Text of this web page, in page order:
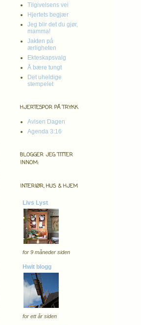
Tilgivelsens vei
Hjertets begjær
Jeg blir det du gjør,
mamma!
Jakten på
ærligheten
Ekteskapsvalg
Å bære tungt
Det uheldige
stempelet
HJERTESPOR PÅ TRYKK
Avisen Dagen
Agenda 3:16
BLOGGER JEG TITTER
INNOM:
INTERIØR, HUS & HJEM
Livs Lyst
for 9 måneder siden
Hwit blogg
for ett år siden